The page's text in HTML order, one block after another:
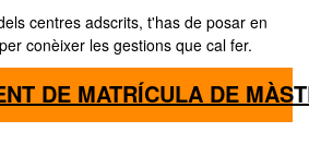
centres adscrits, t'has de posar en
conèixer les gestions que cal fer.
DE MATRÍCULA DE